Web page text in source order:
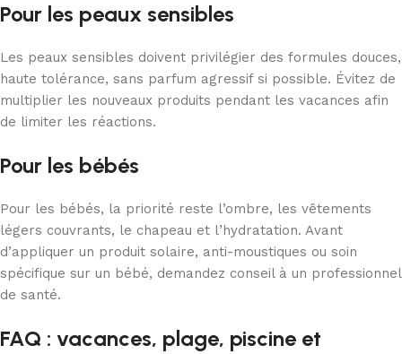
Pour les peaux sensibles
Les peaux sensibles doivent privilégier des formules douces,
haute tolérance, sans parfum agressif si possible. Évitez de
multiplier les nouveaux produits pendant les vacances afin
de limiter les réactions.
Pour les bébés
Pour les bébés, la priorité reste l’ombre, les vêtements
légers couvrants, le chapeau et l’hydratation. Avant
d’appliquer un produit solaire, anti-moustiques ou soin
spécifique sur un bébé, demandez conseil à un professionnel
de santé.
FAQ : vacances, plage, piscine et